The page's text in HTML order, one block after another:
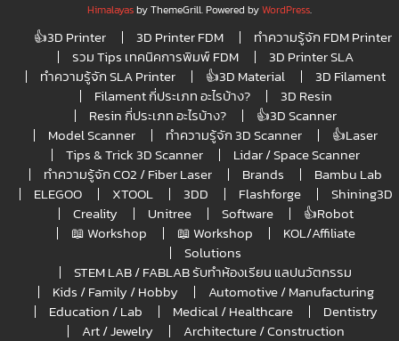
Himalayasby ThemeGrill. Powered byWordPress.
👍3D Printer 3D Printer FDM
ทำความรู้จัก FDM Printer
รวม Tips เทคนิคการพิมพ์ FDM
3D Printer SLA
ทำความรู้จัก SLA Printer
👍3D Material
3D Filament
Filament กี่ประเภท อะไรบ้าง?
3D Resin
Resin กี่ประเภท อะไรบ้าง?
👍3D Scanner
Model Scanner
ทำความรู้จัก 3D Scanner
👍Laser
Tips & Trick 3D Scanner
Lidar / Space Scanner
ทำความรู้จัก CO2 / Fiber Laser
Brands
Bambu Lab
ELEGOO
XTOOL 3DD Flashforge
Shining3D
Creality
Unitree Software
👍Robot
📖 Workshop
📖 Workshop
KOL/Affiliate
Solutions
STEM LAB / FABLAB รับทำห้องเรียน แลปนวัตกรรม
Kids / Family / Hobby
Automotive / Manufacturing
Education / Lab
Medical / Healthcare
Dentistry
Art / Jewelry
Architecture / Construction